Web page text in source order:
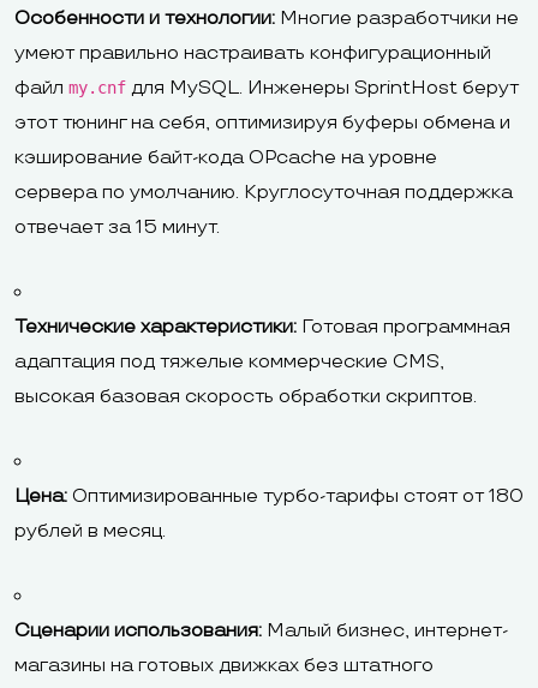
Особенности и технологии: Многие разработчики не
умеют правильно настраивать конфигурационный
файл my.cnf для MySQL. Инженеры SprintHost берут
этот тюнинг на себя, оптимизируя буферы обмена и
кэширование байт-кода OPcache на уровне
сервера по умолчанию. Круглосуточная поддержка
отвечает за 15 минут.
Технические характеристики: Готовая программная
адаптация под тяжелые коммерческие CMS,
высокая базовая скорость обработки скриптов.
Цена: Оптимизированные турбо-тарифы стоят от 180
рублей в месяц.
Сценарии использования: Малый бизнес, интернет-
магазины на готовых движках без штатного